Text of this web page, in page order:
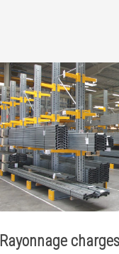
Rayonnage